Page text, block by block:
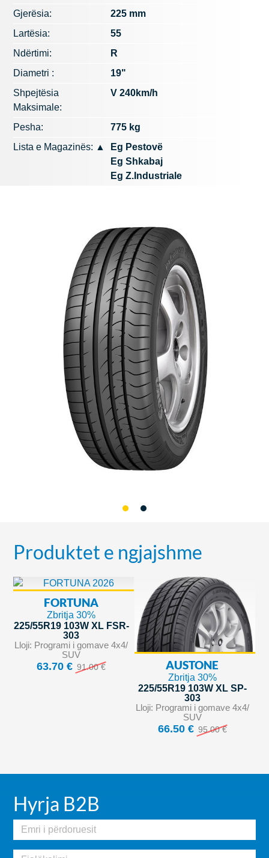
Gjerësia:
225 mm
Lartësia:
55
Ndërtimi:
R
Diametri :
19"
Shpejtësia
Maksimale:
V 240km/h
Pesha:
775 kg
Lista e Magazinës: ▲
Eg Pestovë
Eg Shkabaj
Eg Z.Industriale
Produktet e ngjajshme
FORTUNA
Zbritja 30%
225/55R19 103W XL FSR-
303
Lloji: Programi i gomave 4x4/
SUV
63.70 € 91.00 € AUSTONE
Zbritja 30%
225/55R19 103W XL SP-
303
Lloji: Programi i gomave 4x4/
SUV
66.50 € 95.00 €
Hyrja B2B